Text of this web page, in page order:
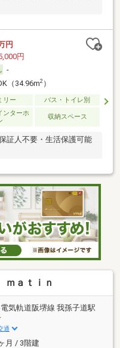
円
円
-
（34.96m2）
リー バス・トイレ別
ンターホ
収納スペース
証人不要・生活保護可能
ａｔｉｎ
気軌道阪堺線 我孫子道駅
通
月 / 3階建